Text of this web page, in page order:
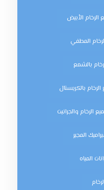
الرخام الأبيض
المطفي
بالشمع
الرخام بالكريستال
الرخام والجرانيت
المجير
المياه